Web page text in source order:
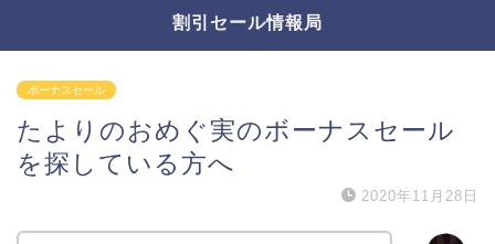
割引セール情報局
ボーナスセール
たよりのおめぐ実のボーナスセール
を探している方へ
2020年11月28日